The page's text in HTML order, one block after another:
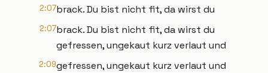
2:07brack. Du bist nicht fit, da wirst du
2:07brack. Du bist nicht fit, da wirst du
gefressen, ungekaut kurz verlaut und
2:09gefressen, ungekaut kurz verlaut und